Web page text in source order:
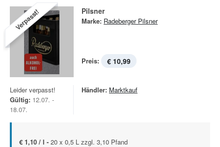
Verpasst! Pilsner
Marke: Radeberger Pilsner
Preis: € 10,99
Leider verpasst!
Gültig: 12.07. -
18.07.
Händler: Marktkauf
€ 1,10 / l - 20 x 0,5 L zzgl. 3,10 Pfand